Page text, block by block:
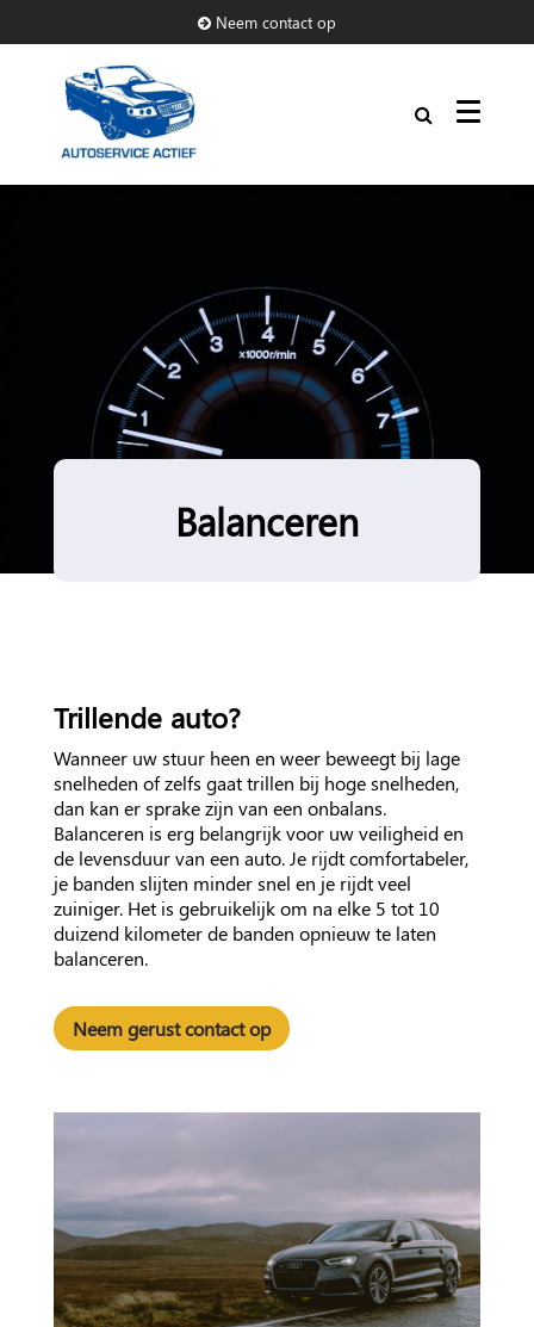
Neem contact op
Balanceren
Trillende auto?
Wanneer uw stuur heen en weer beweegt bij lage
snelheden of zelfs gaat trillen bij hoge snelheden,
dan kan er sprake zijn van een onbalans.
Balanceren is erg belangrijk voor uw veiligheid en
de levensduur van een auto. Je rijdt comfortabeler,
je banden slijten minder snel en je rijdt veel
zuiniger. Het is gebruikelijk om na elke 5 tot 10
duizend kilometer de banden opnieuw te laten
balanceren.
Neem gerust contact op